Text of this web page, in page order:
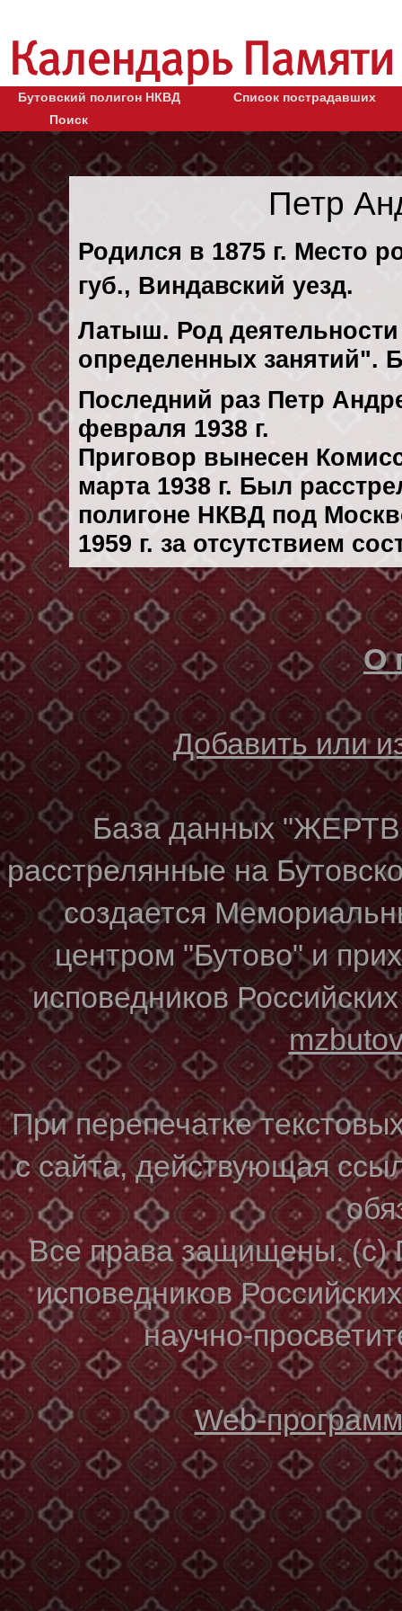
Бутовский полигон НКВД
Список пострадавших
Поиск
Петр
Родился в 1875 г. Место
губ., Виндавский уезд.
Латыш. Род
определенных занятий".
Последний раз Петр
февраля 1938 г.
Приговор вынесен
марта 1938 г. Был
полигоне НКВД под
1959 г. за отсутствием
О
Добавить или
База данных
расстрелянные на
создается
центром "Бутово" и
исповедников
При перепечатке
с сайта, действующая
Все права защищены. (с)
исповедников
научно-
Web-